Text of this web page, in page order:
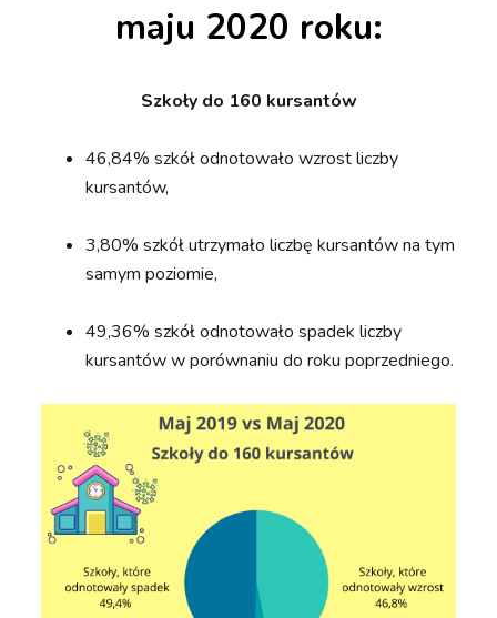
maju 2020 roku:
Szkoły do 160 kursantów
46,84% szkół odnotowało wzrost liczby
kursantów,
3,80% szkół utrzymało liczbę kursantów na tym
samym poziomie,
49,36% szkół odnotowało spadek liczby
kursantów w porównaniu do roku poprzedniego.